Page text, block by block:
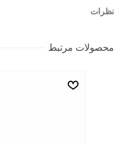
نظرات
محصولات مرتبط